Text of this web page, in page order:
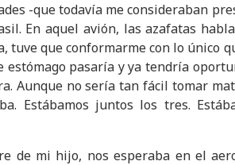
-que todavía me consideraban
En aquel avión, las azafatas
tuve que conformarme con lo único
estómago pasaría y ya tendría
Aunque no sería tan fácil tomar
Estábamos juntos los tres.
de mi hijo, nos esperaba en el